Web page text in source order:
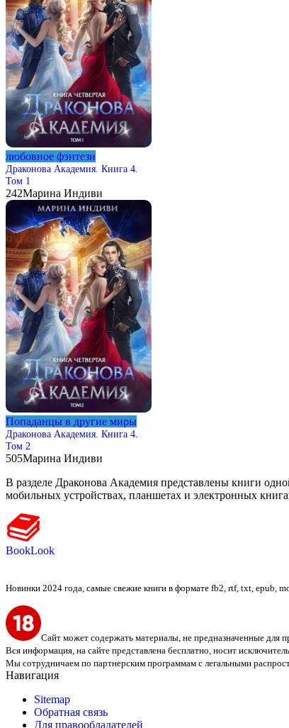
любовное фэнтези
Драконова Академия. Книга 4.
Том 1
242Марина Индиви
Попаданцы в другие миры
Драконова Академия. Книга 4.
Том 2
505Марина Индиви
В разделе Драконова Академия представлены книги
мобильных устройствах, планшетах и электронных
BookLook
Новинки 2024 года, самые свежие книги в формате fb2, rtf, txt, epub,
Сайт может содержать материалы, не предназначенные для
Вся информация, на сайте представлена бесплатно, носит
Мы сотрудничаем по партнерским программам с легальными
Навигация
Sitemap
Обратная связь
Для правообладателей